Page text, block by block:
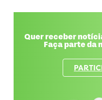
Quer receber
Faça parte da